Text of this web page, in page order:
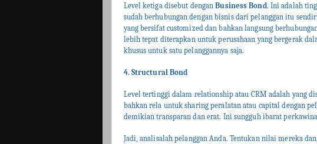
Level ketiga disebut denganBusiness Bond. Ini adalah
sudah berhubungan dengan bisnis dari pelanggan itu
yang bersifat customized dan bahkan langsung
lebih tepat diterapkan untuk perusahaan yang bergerak
khusus untuk satu pelanggannya saja.
4. Structural Bond
Level tertinggi dalam relationship atau CRM adalah yang
bahkan rela untuk sharing peralatan atau capital dengan
demikian transparan dan erat. Ini sungguh ibarat
Jadi, analisalah pelanggan Anda. Tentukan nilai mereka